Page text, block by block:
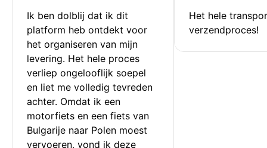
Ik ben dolblij dat ik dit
platform heb ontdekt voor
het organiseren van mijn
levering. Het hele proces
verliep ongelooflijk soepel
en liet me volledig tevreden
achter. Omdat ik een
motorfiets en een fiets van
Bulgarije naar Polen moest
vervoeren, vond ik deze
Het hele
verzendproces!